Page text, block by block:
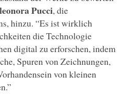
Pucci, die
hinzu. “Es ist wirklich
die Technologie
digital zu erforschen, indem
Spuren von Zeichnungen,
von kleinen